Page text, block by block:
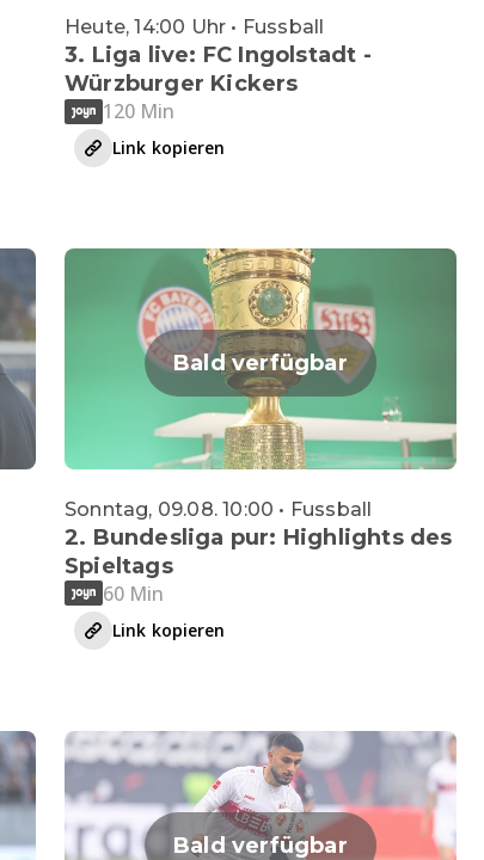
Heute, 14:00 Uhr • Fussball
3. Liga live: FC Ingolstadt -
Würzburger Kickers
120 Min
Link kopieren
Bald verfügbar
Sonntag, 09.08. 10:00 • Fussball
2. Bundesliga pur: Highlights des
Spieltags
60 Min
Link kopieren
Bald verfügbar